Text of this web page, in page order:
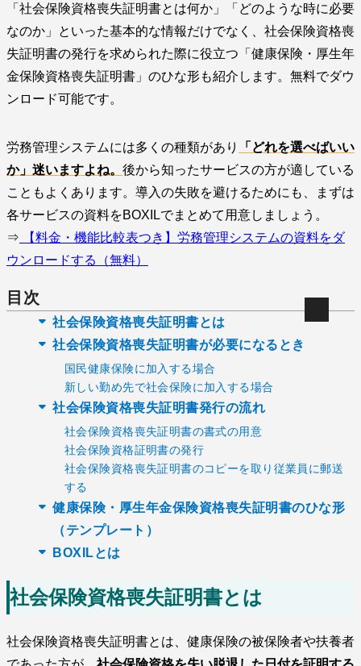
「社会保険資格喪失証明書とは何か」「どのような時に必要
なのか」といった基本的な情報だけでなく、社会保険資格喪
失証明書の発行を求められた際に役立つ「健康保険・厚生年
金保険資格喪失証明書」のひな形も紹介します。無料でダウ
ンロード可能です。
労務管理システムには多くの種類があり
「どれを選べばいい
か」迷いますよね。 後から知ったサービスの方が適している
こともよくあります。導入の失敗を避けるためにも、まずは
各サービスの資料をBOXILでまとめて用意しましょう。
⇒ 【料金・機能比較表つき】労務管理システムの資料をダ
ウンロードする（無料）
目次
社会保険資格喪失証明書とは
社会保険資格喪失証明書が必要になるとき
国民健康保険に加入する場合
新しい勤め先で社会保険に加入する場合
社会保険資格喪失証明書発行の流れ
社会保険資格喪失証明書の書式の用意
社会保険資格証明書の発行
社会保険資格喪失証明書のコピーを取り従業員に郵送
する
健康保険・厚生年金保険資格喪失証明書のひな形
（テンプレート）
BOXILとは
社会保険資格喪失証明書とは
社会保険資格喪失証明書とは、健康保険の被保険者や扶養者